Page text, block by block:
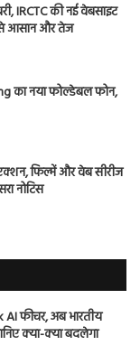
IRCTC की नई वेबसाइट
आसान और तेज
का नया फोल्डेबल फोन,
फिल्में और वेब सीरीज
नोटिस
फीचर, अब भारतीय
क्या-क्या बदलेगा